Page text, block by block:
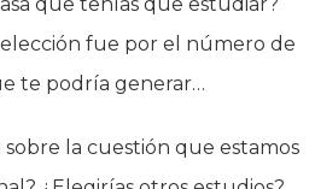
fue por el número de
te podría generar…
la cuestión que estamos